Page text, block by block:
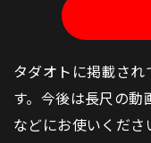
タダオトに掲載さ
す。今後は長尺の
などにお使いくださ